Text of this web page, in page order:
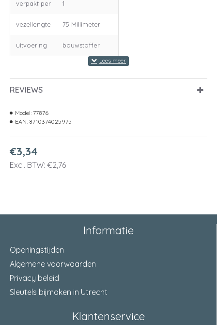
verpakt per 1
vezellengte 75 Millimeter
uitvoering bouwstoffer
REVIEWS
€3,34
Excl. BTW: €2,76
Model: 77876
EAN: 8710374025975
Informatie
Openingstijden
Algemene voorwaarden
Privacy beleid
Sleutels bijmaken in Utrecht
Klantenservice